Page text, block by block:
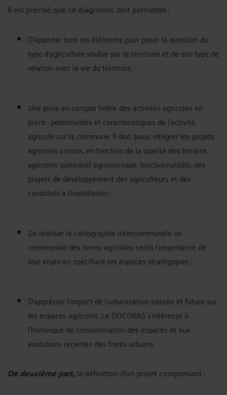
Il est précisé que ce diagnostic doit permettre :
D’apporter tous les éléments pour poser la question du
type d’agriculture voulue par le territoire et de son type de
relation avec la vie du territoire ;
Une prise en compte fidèle des activités agricoles en
place : potentialités et caractéristiques de l’activité
agricole sur la commune. Il doit aussi intégrer les projets
agricoles connus, en fonction de la qualité des terrains
agricoles (potentiel agronomique, fonctionnalités), des
projets de développement des agriculteurs et des
candidats à l’installation ;
De réaliser la cartographie intercommunale ou
communale des terres agricoles selon l’importance de
leur enjeu en spécifiant les espaces stratégiques ;
D’apprécier l’impact de l’urbanisation passée et future sur
les espaces agricoles. Le DOCOBAS s’intéresse à
l’historique de consommation des espaces et aux
évolutions récentes des fronts urbains.
De deuxième part,la définition d’un projet comprenant :